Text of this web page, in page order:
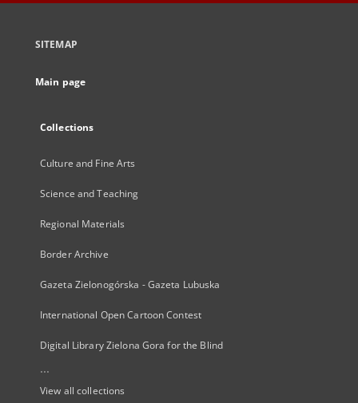
SITEMAP
Main page
Collections
Culture and Fine Arts
Science and Teaching
Regional Materials
Border Archive
Gazeta Zielonogórska - Gazeta Lubuska
International Open Cartoon Contest
Digital Library Zielona Gora for the Blind
...
View all collections